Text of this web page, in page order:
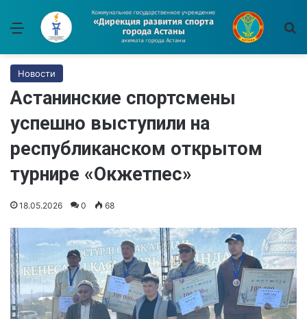
Меню
Новости
Астанинские спортсмены
успешно выступили на
республиканском открытом
турнире «Окжетпес»
18.05.2026 0 68